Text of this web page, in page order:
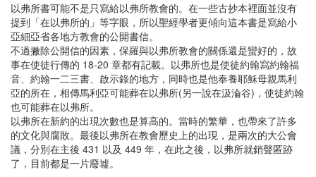
以弗所書可能不是只寫給以弗所教會的。在一些古抄本裡面並沒有
提到「在以弗所的」等字眼，所以聖經學者更傾向這本書是寫給小
亞細亞省各地方教會的公開書信。
不過撇除公開信的因素，保羅與以弗所教會的關係還是蠻好的，故
事在使徒行傳的 18-20 章都有記載。以弗所也是使徒約翰寫約翰福
音、約翰一二三書、啟示錄的地方，同時也是他奉養耶穌母親馬利
亞的所在，相傳馬利亞可能葬在以弗所(另一說在汲淪谷)，使徒約翰
也可能葬在以弗所。
以弗所在新約的出現次數也是算高的。當時的繁華，也帶來了許多
的文化與腐敗。最後以弗所在教會歷史上的出現，是兩次的大公會
議，分別在主後 431 以及 449 年，在此之後，以弗所就銷聲匿跡
了，目前都是一片廢墟。